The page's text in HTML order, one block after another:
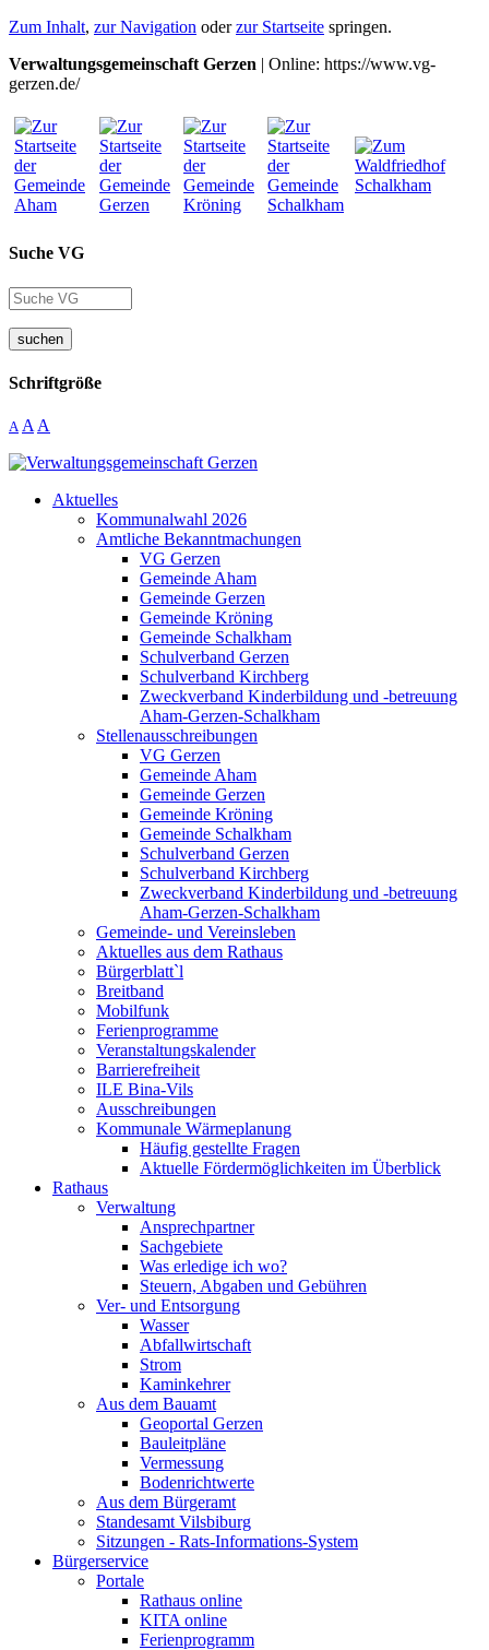
Zum Inhalt, zur Navigation oderzur Startseite springen.
Verwaltungsgemeinschaft Gerzen | Online: https://www.vg-
gerzen.de/
Suche VG
suchen
Schriftgröße
A A A
Aktuelles
Kommunalwahl 2026
Amtliche Bekanntmachungen
VG Gerzen
Gemeinde Aham
Gemeinde Gerzen
Gemeinde Kröning
Gemeinde Schalkham
Schulverband Gerzen
Schulverband Kirchberg
Zweckverband Kinderbildung und -betreuung
Aham-Gerzen-Schalkham
Stellenausschreibungen
VG Gerzen
Gemeinde Aham
Gemeinde Gerzen
Gemeinde Kröning
Gemeinde Schalkham
Schulverband Gerzen
Schulverband Kirchberg
Zweckverband Kinderbildung und -betreuung
Aham-Gerzen-Schalkham
Gemeinde- und Vereinsleben
Aktuelles aus dem Rathaus
Bürgerblatt`l
Breitband
Mobilfunk
Ferienprogramme
Veranstaltungskalender
Barrierefreiheit
ILE Bina-Vils
Ausschreibungen
Kommunale Wärmeplanung
Häufig gestellte Fragen
Aktuelle Fördermöglichkeiten im Überblick
Rathaus
Verwaltung
Ansprechpartner
Sachgebiete
Was erledige ich wo?
Steuern, Abgaben und Gebühren
Ver- und Entsorgung
Wasser
Abfallwirtschaft
Strom
Kaminkehrer
Aus dem Bauamt
Geoportal Gerzen
Bauleitpläne
Vermessung
Bodenrichtwerte
Aus dem Bürgeramt
Standesamt Vilsbiburg
Sitzungen - Rats-Informations-System
Bürgerservice
Portale
Rathaus online
KITA online
Ferienprogramm